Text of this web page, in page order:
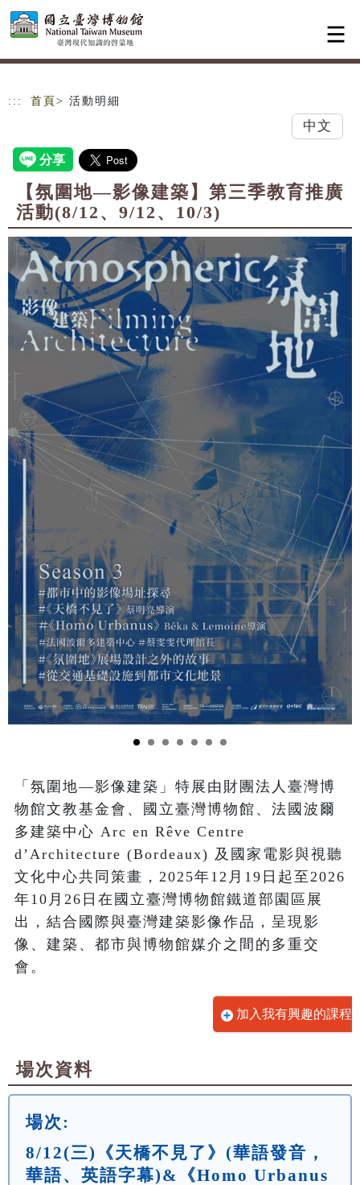
跳到主要內容
網站導覽
::: 首頁 > 活動明細
中文
【氛圍地—影像建築】第三季教育推廣
活動(8/12、9/12、10/3)
「氛圍地—影像建築」特展由財團法人臺灣博
物館文教基金會、國立臺灣博物館、法國波爾
多建築中心 Arc en Rêve Centre
d’Architecture (Bordeaux) 及國家電影與視聽
文化中心共同策畫，2025年12月19日起至2026
年10月26日在國立臺灣博物館鐵道部園區展
出，結合國際與臺灣建築影像作品，呈現影
像、建築、都市與博物館媒介之間的多重交
會。
加入我有興趣的課程
場次資料
場次:
8/12(三)《天橋不見了》(華語發音，
華語、英語字幕)&《Homo Urbanus